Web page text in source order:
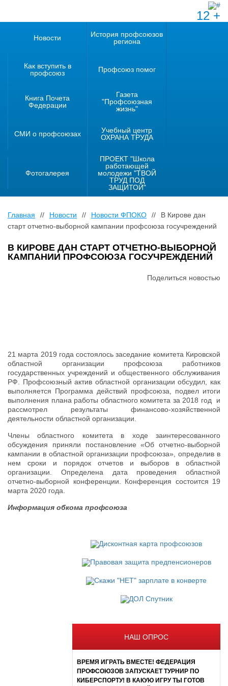
12 +
Новости
История профсоюзов
региона
Как вступить в
профсоюз
Профсоюз помог
Книга Почета
Федерации
Газета
"Профсоюзная
жизнь"
СМИ о профсоюзах
Учебный центр
ОХРАНА ТРУДА
Фотогалерея
ПРОЕКТ "Школа
работающей
молодежи "ТВОЙ
ТРУД ПОД
ЗАЩИТОЙ"
Главная // Новости // Новости ФПОКО //
В Кирове дан
старт отчетно-выборной кампании профсоюза госучреждений
В КИРОВЕ ДАН СТАРТ ОТЧЕТНО-ВЫБОРНОЙ
КАМПАНИИ ПРОФСОЮЗА ГОСУЧРЕЖДЕНИЙ
Поделиться новостью
21 марта 2019 года состоялось заседание комитета Кировской
областной организации профсоюза работников
государственных учреждений и общественного обслуживания
РФ. Профсоюзный актив областной организации обсудил, как
выполняется Программа действий профсоюза, подвел итоги
выполнения плана работы областного комитета за 2018 год и
рассмотрел результаты финансово-хозяйственной
деятельности областной организации.
Члены областного комитета в ходе заинтересованного
обсуждения приняли постановление «Об отчетно-выборной
кампании в областной организации профсоюза», определив в
нем сроки и порядок отчетов и выборов в областной
организации. Определена дата проведения областной
отчетно-выборной конференции. Конференция состоится 19
марта 2020 года.
Информация обкома профсоюза
НАШ ОПРОС
ВРЕМЯ ИГРАТЬ ВМЕСТЕ! ФЕДЕРАЦИЯ
ПРОФСОЮЗОВ ЗАПУСКАЕТ ТУРНИР ПО
КИБЕРСПОРТУ! В КАКУЮ ИГРУ ТЫ ГОТОВ